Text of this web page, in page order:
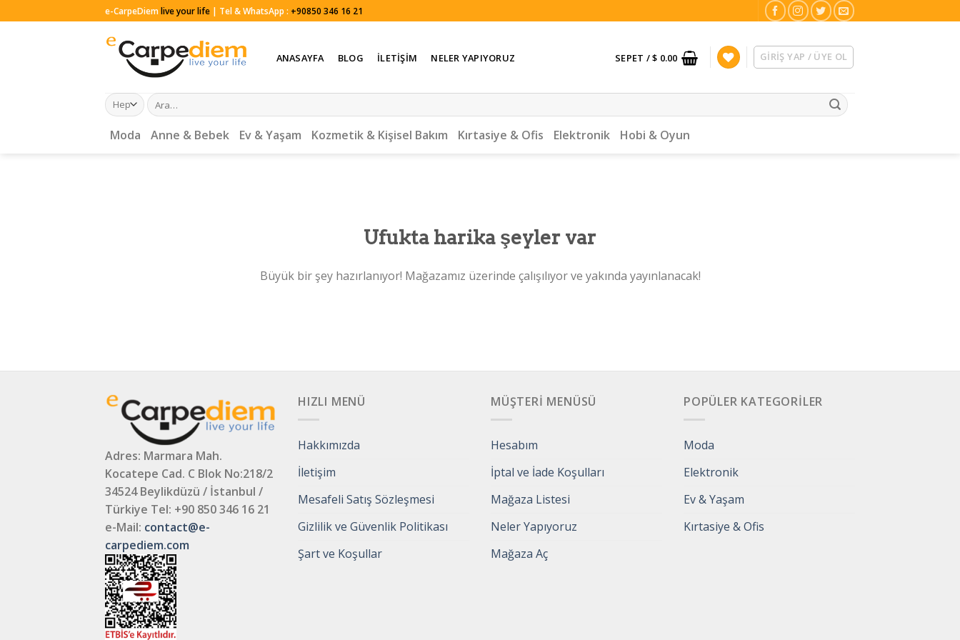
to
e-CarpeDiemlive your life | Tel & WhatsApp : +90850 346 16 21
ANASAYFA BLOG İLETIŞIM NELER YAPIYORUZ SEPET /$ 0.00 GIRIŞ YAP / ÜYE OL
Ara:
Moda Anne & Bebek Ev & Yaşam Kozmetik & Kişisel Bakım Kırtasiye & Ofis Elektronik Hobi & Oyun
Ufukta harika şeyler var
Büyük bir şey hazırlanıyor! Mağazamız üzerinde çalışılıyor ve yakında yayınlanacak!
Adres: Marmara Mah.
Kocatepe Cad. C Blok No:218/2
34524 Beylikdüzü / İstanbul /
Türkiye Tel: +90 850 346 16 21
e-Mail: contact@e-
carpediem.com
HIZLI MENÜ
Hakkımızda
İletişim
Mesafeli Satış Sözleşmesi
Gizlilik ve Güvenlik Politikası
Şart ve Koşullar
MÜŞTERI MENÜSÜ
Hesabım
İptal ve İade Koşulları
Mağaza Listesi
Neler Yapıyoruz
Mağaza Aç
POPÜLER KATEGORILER
Moda
Elektronik
Ev & Yaşam
Kırtasiye & Ofis